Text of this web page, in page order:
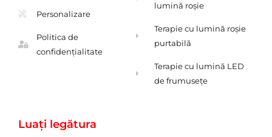
Personalizare
Politica de
confidențialitate
lumină roșie
Terapie cu lumină roșie
purtabilă
Terapie cu lumină LED
de frumusețe
Luați legătura